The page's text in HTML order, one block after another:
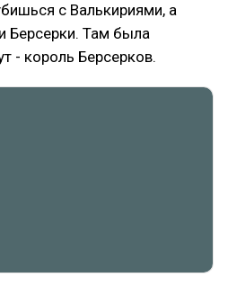
с Валькириями, а
Берсерки. Там была
- король Берсерков.